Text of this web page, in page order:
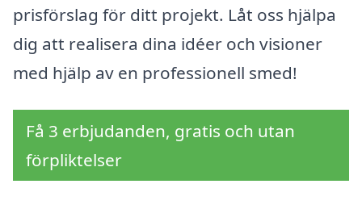
prisförslag för ditt projekt. Låt oss hjälpa
dig att realisera dina idéer och visioner
med hjälp av en professionell smed!
Få 3 erbjudanden, gratis och utan
förpliktelser